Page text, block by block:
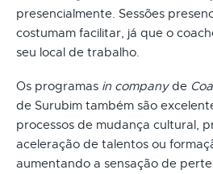
presencialmente. Sessões
costumam facilitar, já que o
seu local de trabalho.
Os programas in companyde
de Surubim também são
processos de mudança cultural,
aceleração de talentos ou
aumentando a sensação de